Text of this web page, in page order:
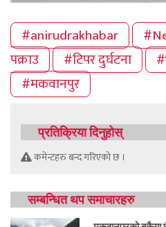
#anirudrakhabar
पक्राउ
#टिपर दुर्घटना
#मकवानपुर
प्रतिक्रिया दिनुहोस्
कमेन्टहरु बन्द गरिएको छ ।
सम्बन्धित थप समाचारहरु